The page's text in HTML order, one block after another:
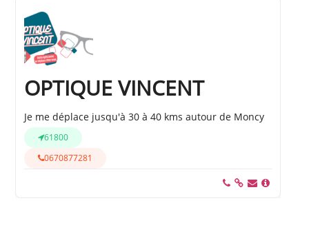
OPTIQUE VINCENT
Je me déplace jusqu'à 30 à 40 kms autour de Moncy
61800
0670877281